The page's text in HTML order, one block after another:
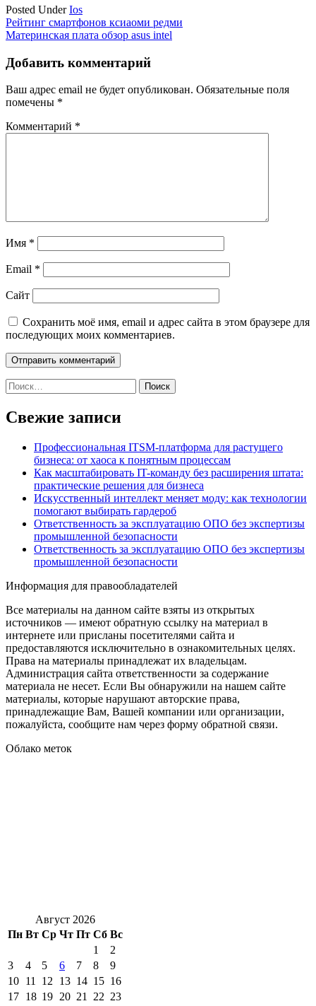
Posted UnderIos
Навигация
по
записям
Рейтинг смартфонов ксиаоми редми
Материнская плата обзор asus intel
Добавить комментарий
Ваш адрес email не будет опубликован. Обязательные поля
помечены *
Комментарий *
Имя *
Email *
Сайт
Сохранить моё имя, email и адрес сайта в этом браузере для
последующих моих комментариев.
Найти:
Свежие записи
Профессиональная ITSM-платформа для растущего
бизнеса: от хаоса к понятным процессам
Как масштабировать IT-команду без расширения штата:
практические решения для бизнеса
Искусственный интеллект меняет моду: как технологии
помогают выбирать гардероб
Ответственность за эксплуатацию ОПО без экспертизы
промышленной безопасности
Ответственность за эксплуатацию ОПО без экспертизы
промышленной безопасности
Информация для правообладателей
Все материалы на данном сайте взяты из открытых
источников — имеют обратную ссылку на материал в
интернете или присланы посетителями сайта и
предоставляются исключительно в ознакомительных целях.
Права на материалы принадлежат их владельцам.
Администрация сайта ответственности за содержание
материала не несет. Если Вы обнаружили на нашем сайте
материалы, которые нарушают авторские права,
принадлежащие Вам, Вашей компании или организации,
пожалуйста, сообщите нам через форму обратной связи.
Облако меток
Август 2026
Пн Вт Ср Чт Пт Сб Вс
1
2
3
4 5 6 7 8
9
10 11 12 13 14 15 16
17 18 19 20 21 22 23